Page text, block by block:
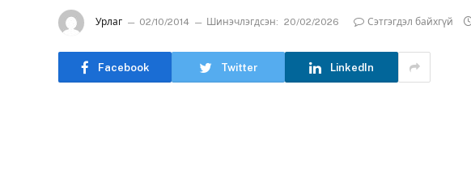
Урлаг 02/10/2014 Шинэчлэгдсэн: 20/02/2026 Сэтгэгдэл байхгүй
Facebook Twitter LinkedIn